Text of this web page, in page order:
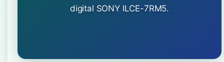
digital SONY ILCE-7RM5.